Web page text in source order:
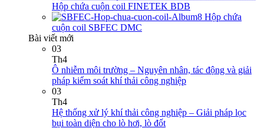
Hộp chứa cuộn coil FINETEK BDB
Hộp chứa
cuộn coil SBFEC DMC
Bài viết mới
03
Th4
Ô nhiễm môi trường – Nguyên nhân, tác động và giải
pháp kiểm soát khí thải công nghiệp
03
Th4
Hệ thống xử lý khí thải công nghiệp – Giải pháp lọc
bụi toàn diện cho lò hơi, lò đốt